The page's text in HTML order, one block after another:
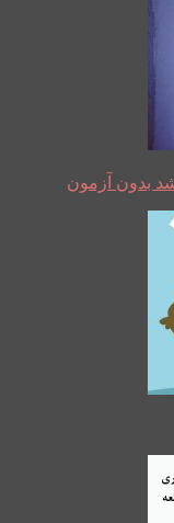
بدون آزمون